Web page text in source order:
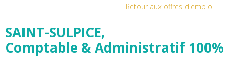
TECHNOLOGIE
ACTUALITÉS
Retour aux offres d'emploi
SAINT-SULPICE,
Comptable & Administratif 100%